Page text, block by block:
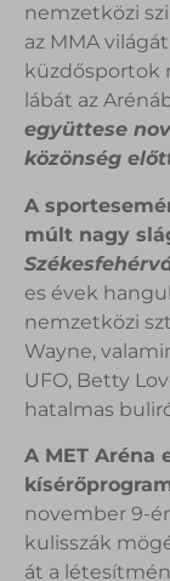
nemzetközi
az MMA
küzdősportok
lábát az
együttese
közönség
A
múlt nagy
es évek
nemzetközi
Wayne,
UFO, Betty
hatalmas
A MET Aréna
november 9-
kulisszák
át a